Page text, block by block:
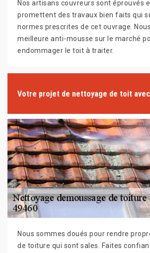
Nos artisans couvreurs sont éprouvés
promettent des travaux bien faits qui
normes prescrites de cet ouvrage.
meilleure anti-mousse sur le marché
endommager le toit à traiter.
Votre projet de nettoyage de toit avec
Nous sommes doués pour rendre
de toiture qui sont sales. Faites